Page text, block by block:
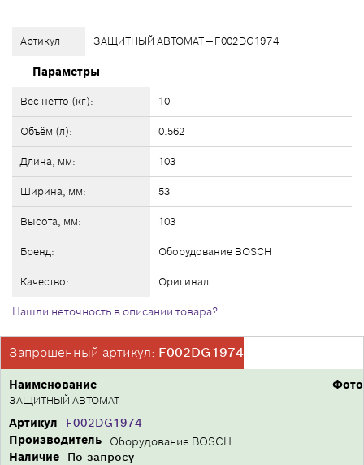
Артикул ЗАЩИТНЫЙ АВТОМАТ — F002DG1974
Параметры
Вес нетто (кг): 10
Объём (л): 0.562
Длина, мм: 103
Ширина, мм: 53
Высота, мм: 103
Бренд: Оборудование BOSCH
Качество: Оригинал
Нашли неточность в описании товара?
Запрошенный артикул: F002DG1974
Фото
Производитель Оборудование BOSCH
Артикул F002DG1974
Наименование
ЗАЩИТНЫЙ АВТОМАТ
Наличие По запросу